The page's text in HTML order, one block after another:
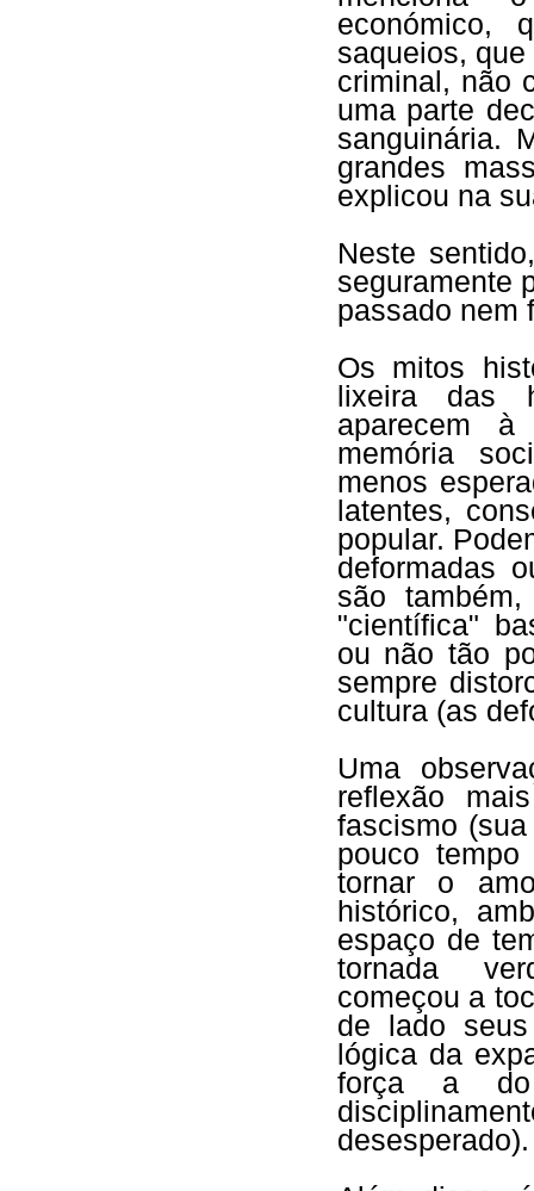
económico,
saqueios,
criminal, não
uma parte
sanguinária.
grandes
explicou na
Neste
seguramente
passado nem
Os mitos
lixeira das
aparecem
memória
menos
latentes,
popular.
deformadas
são
"científica"
ou não tão
sempre
cultura (as
Uma
reflexão
fascismo
pouco
tornar o
histórico,
espaço de
tornada
começou a
de lado
lógica da
força a do
desesperado).